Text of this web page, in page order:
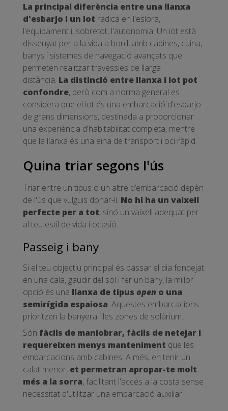
La principal diferència entre una llanxa
d'esbarjo i un iot radica en l'eslora,
l'equipament i, sobretot, l'autonomia. Un iot està
dissenyat per a la vida a bord, amb cabines, cuina,
banys i sistemes de navegació avançats que
permeten realitzar travessies de llarga
distància. La distinció entre llanxa i iot pot
confondre, però com a norma general es
considera que el iot és una embarcació d'esbarjo
de grans dimensions, destinada a proporcionar
una experiència d'habitabilitat completa, mentre
que la llanxa és una eina de transport i oci ràpid.
Quina triar segons l'ús
Triar entre un tipus o un altre d’embarcació depèn
de l'ús que vulguis donar-li. No hi ha un vaixell
perfecte per a tot, sinó un vaixell adequat per
al teu estil de vida i ocasió.
Passeig i bany
Si el teu objectiu principal és passar el dia fondejat
en una cala, gaudir del sol i fer un bany, la millor
opció és una llanxa de tipus open o una
semirígida espaiosa. Aquestes embarcacions
prioritzen la banyera i les zones de solàrium.
Són fàcils de maniobrar, fàcils de netejar i
requereixen menys manteniment que les
embarcacions amb cabines. A més, en tenir un
calat menor, et permetran apropar-te molt
més a la sorra, facilitant l'accés a la costa sense
necessitat d'utilitzar una embarcació auxiliar.